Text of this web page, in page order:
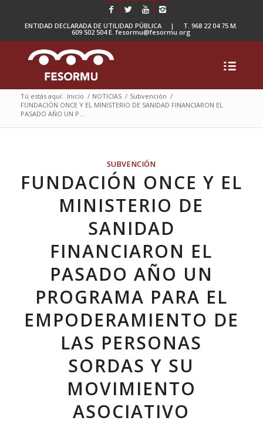
ENTIDAD DECLARADA DE UTILIDAD PÚBLICA | T. 968 22 04 75 M.
609 502 504 E. fesormu@fesormu.org
Tú estás aquí: Inicio / NOTICIAS / Subvención /
FUNDACIÓN ONCE Y EL MINISTERIO DE SANIDAD FINANCIARON EL
PASADO AÑO UN P...
SUBVENCIÓN
FUNDACIÓN ONCE Y EL
MINISTERIO DE
SANIDAD
FINANCIARON EL
PASADO AÑO UN
PROGRAMA PARA EL
EMPODERAMIENTO DE
LAS PERSONAS
SORDAS Y SU
MOVIMIENTO
ASOCIATIVO